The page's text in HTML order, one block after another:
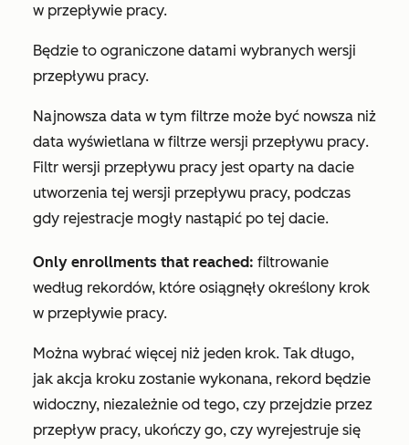
w przepływie pracy.
Będzie to ograniczone datami wybranych wersji
przepływu pracy.
Najnowsza data w tym filtrze może być nowsza niż
data wyświetlana w filtrze wersji przepływu pracy.
Filtr wersji przepływu pracy jest oparty na dacie
utworzenia tej wersji przepływu pracy, podczas
gdy rejestracje mogły nastąpić po tej dacie.
Only enrollments that reached: filtrowanie
według rekordów, które osiągnęły określony krok
w przepływie pracy.
Można wybrać więcej niż jeden krok. Tak długo,
jak akcja kroku zostanie wykonana, rekord będzie
widoczny, niezależnie od tego, czy przejdzie przez
przepływ pracy, ukończy go, czy wyrejestruje się